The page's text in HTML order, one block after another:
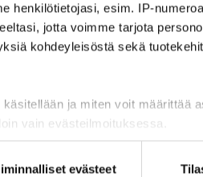
henkilötietojasi, esim. IP-
jotta voimme tarjota
kohdeyleisöstä sekä
ja miten voit määrittää
vain evästeilmoituksessa.
sivuston toimintaa parantavia,
evästeet